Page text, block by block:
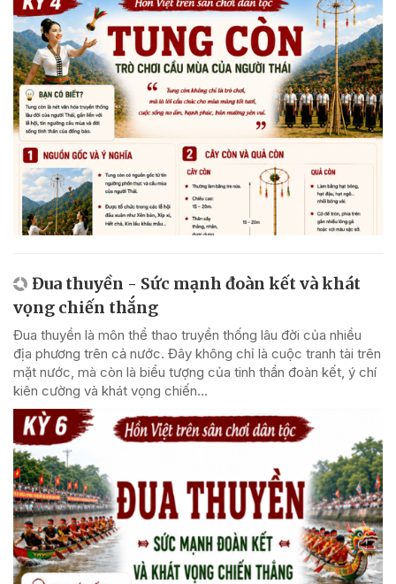
Đua thuyền - Sức mạnh đoàn kết và khát
vọng chiến thắng
Đua thuyền là môn thể thao truyền thống lâu đời của nhiều
địa phương trên cả nước. Đây không chỉ là cuộc tranh tài trên
mặt nước, mà còn là biểu tượng của tinh thần đoàn kết, ý chí
kiên cường và khát vọng chiến...